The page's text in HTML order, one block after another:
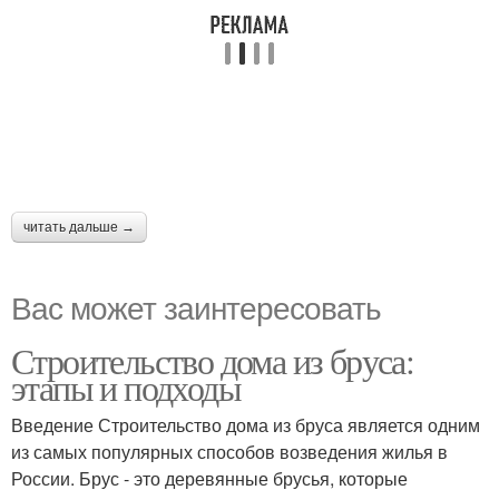
читать дальше →
Вас может заинтересовать
Строительство дома из бруса:
этапы и подходы
Введение Строительство дома из бруса является одним
из самых популярных способов возведения жилья в
России. Брус - это деревянные брусья, которые